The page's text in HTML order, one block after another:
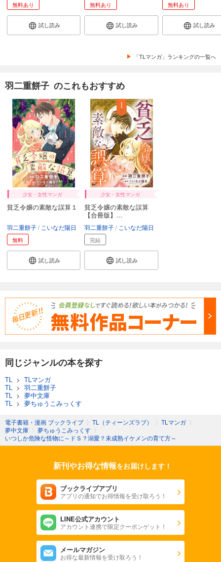
無料あり
試し読み
無料あり
試し読み
無料あり
試し読み
「TLマンガ」ランキングの一覧へ
羽二重餅子 のこれもおすすめ
少女・女性マンガ
貧乏令嬢の素敵な誤算１
羽二重餅子 こいなだ陽日
無料
試し読み
少女・女性マンガ
貧乏令嬢の素敵な誤算
【合冊版】...
羽二重餅子 こいなだ陽日
完結
試し読み
同じジャンルの本を探す
TL > TLマンガ
TL > 羽二重餅子
TL > 夢中文庫
TL > 夢ちゅうこみっくす
電子書籍・漫画 ブックライブ 〉 TL（ティーンズラブ） 〉 TLマンガ 〉
夢中文庫 〉 夢ちゅうこみっくす 〉
いつしか危険な怪物に～ドＳ？溺愛？未成熟イケメンの育て方～
新刊やお得な情報をお届けします！
ブックライブアプリ
アプリの通知でお得情報を受け取ろう！
LINE公式アカウント
アカウント連携で限定クーポンゲット！
メールマガジン
お得な最新情報を受け取ろう！